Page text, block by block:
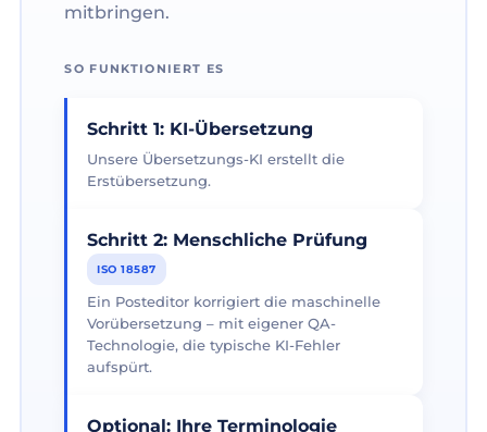
mitbringen.
SO FUNKTIONIERT ES
Schritt 1: KI-Übersetzung
Unsere Übersetzungs-KI erstellt die
Erstübersetzung.
Schritt 2: Menschliche Prüfung
ISO 18587
Ein Posteditor korrigiert die maschinelle
Vorübersetzung – mit eigener QA-
Technologie, die typische KI-Fehler
aufspürt.
Optional: Ihre Terminologie